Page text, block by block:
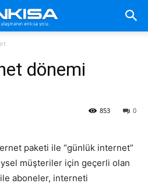
dönemi
0
853
paketi ile “günlük internet”
müşteriler için geçerli olan
aboneler, interneti